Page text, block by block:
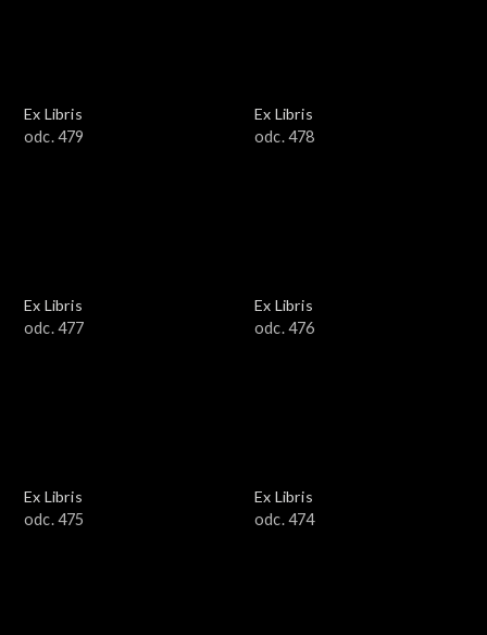
Ex Libris
odc. 479
Ex Libris
odc. 478
Ex Libris
odc. 477
Ex Libris
odc. 476
Ex Libris
odc. 475
Ex Libris
odc. 474